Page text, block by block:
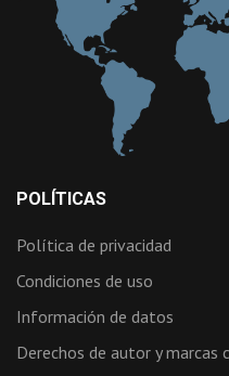
POLÍTICAS
Política de privacidad
Condiciones de uso
Información de datos
Derechos de autor y marcas